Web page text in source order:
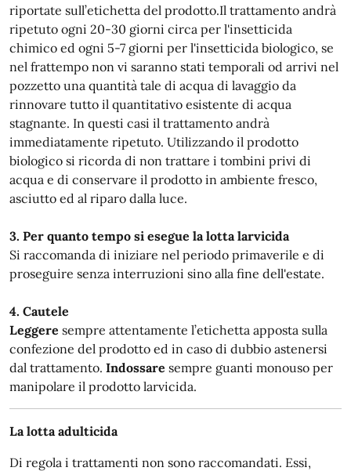
riportate sull’etichetta del prodotto.Il trattamento andrà
ripetuto ogni 20-30 giorni circa per l'insetticida
chimico ed ogni 5-7 giorni per l'insetticida biologico, se
nel frattempo non vi saranno stati temporali od arrivi nel
pozzetto una quantità tale di acqua di lavaggio da
rinnovare tutto il quantitativo esistente di acqua
stagnante. In questi casi il trattamento andrà
immediatamente ripetuto. Utilizzando il prodotto
biologico si ricorda di non trattare i tombini privi di
acqua e di conservare il prodotto in ambiente fresco,
asciutto ed al riparo dalla luce.
3. Per quanto tempo si esegue la lotta larvicida
Si raccomanda di iniziare nel periodo primaverile e di
proseguire senza interruzioni sino alla fine dell'estate.
4. Cautele
Leggere sempre attentamente l’etichetta apposta sulla
confezione del prodotto ed in caso di dubbio astenersi
dal trattamento. Indossare sempre guanti monouso per
manipolare il prodotto larvicida.
La lotta adulticida
Di regola i trattamenti non sono raccomandati. Essi,